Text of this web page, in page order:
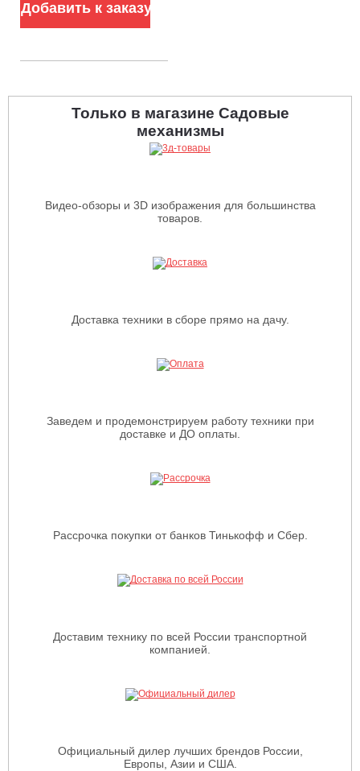
Добавить к заказу
Только в магазине Садовые
механизмы
Видео-обзоры и 3D изображения для большинства
товаров.
Доставка техники в сборе прямо на дачу.
Заведем и продемонстрируем работу техники при
доставке и ДО оплаты.
Рассрочка покупки от банков Тинькофф и Сбер.
Доставим технику по всей России транспортной
компанией.
Официальный дилер лучших брендов России,
Европы, Азии и США.